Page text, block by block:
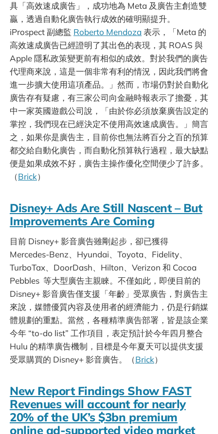
具「高效速成廣告」，成功地為 Meta 及廣告主創造雙
贏，透過自動化廣告執行成效的確明顯提升。
iProspect 副總監 Roberto Mendoza 表示，「Meta 的
高效速成廣告已經證明了其出色的表現，其 ROAS 與
Apple 隱私政策變更前有相似的成效。對於我們的廣告
代理商來說，這是一個非常有利的情況，因此我們將會
進一步擴大使用這項產品。」然而，市場仍對於自動化
廣告存有疑慮，有三家公司向金融時報表示了擔憂，其
中一家英國遊戲公司說，「由於你必須放棄廣告設定的
掌控，我們現在已經決定不使用高效速成廣告。」簡言
之，如果你是廣告主，目前你也無法將百分之百的預算
都交給自動化廣告，而自動化預算執行過程，最大缺點
便是如果成效不好，廣告主操作優化空間便少了許多。
（Brick）
Disney+ Ads Are Still Nascent – But
Improvements Are Coming
目前 Disney+ 影音廣告雖剛起步，卻已獲得
Mercedes-Benz、Hyundai、Toyota、Fidelity、
TurboTax、DoorDash、Hilton、Verizon 和 Cocoa
Pebbles 等大型廣告主親睞。不僅如此，即便目前的
Disney+ 影音廣告僅支援「年齡」受眾廣告，對廣告主
來說，媒體優質內容及使用者的經濟能力，仍是行銷媒
體規劃的重點。當然，各種精準廣告部署，皆是該企業
今年 “to-do list” 工作項目，表定預計於今年四月整合
Hulu 的精準廣告機制，目標是今年夏天可以提供支援
受眾購買的 Disney+ 影音廣告。（Brick）
New Report Findings Show FAST
Revenues will account for nearly
20% of the UK’s $3bn premium
online ad-supported video market